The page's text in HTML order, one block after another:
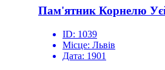
Пам'ятник Корнелю
ID: 1039
Місце: Львів
Дата: 1901